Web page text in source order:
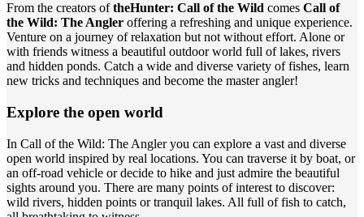
From the creators oftheHunter: Call of the Wild comes Call of
the Wild: The Angler offering a refreshing and unique experience.
Venture on a journey of relaxation but not without effort. Alone or
with friends witness a beautiful outdoor world full of lakes, rivers
and hidden ponds. Catch a wide and diverse variety of fishes, learn
new tricks and techniques and become the master angler!
Explore the open world
In Call of the Wild: The Angler you can explore a vast and diverse
open world inspired by real locations. You can traverse it by boat, or
an off-road vehicle or decide to hike and just admire the beautiful
sights around you. There are many points of interest to discover:
wild rivers, hidden points or tranquil lakes. All full of fish to catch,